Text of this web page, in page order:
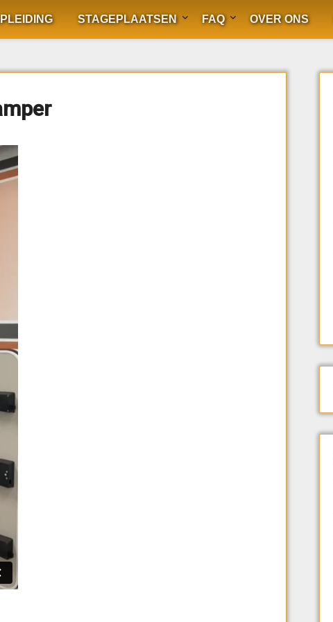
STAGEPLAATSEN FAQ OVER ONS